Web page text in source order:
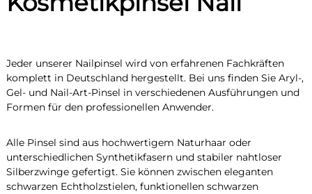
Jeder unserer Nailpinsel wird von erfahrenen Fachkräften
komplett in Deutschland hergestellt. Bei uns finden Sie Aryl-,
Gel- und Nail-Art-Pinsel in verschiedenen Ausführungen und
Formen für den professionellen Anwender.
Alle Pinsel sind aus hochwertigem Naturhaar oder
unterschiedlichen Synthetikfasern und stabiler nahtloser
Silberzwinge gefertigt. Sie können zwischen eleganten
schwarzen Echtholzstielen, funktionellen schwarzen